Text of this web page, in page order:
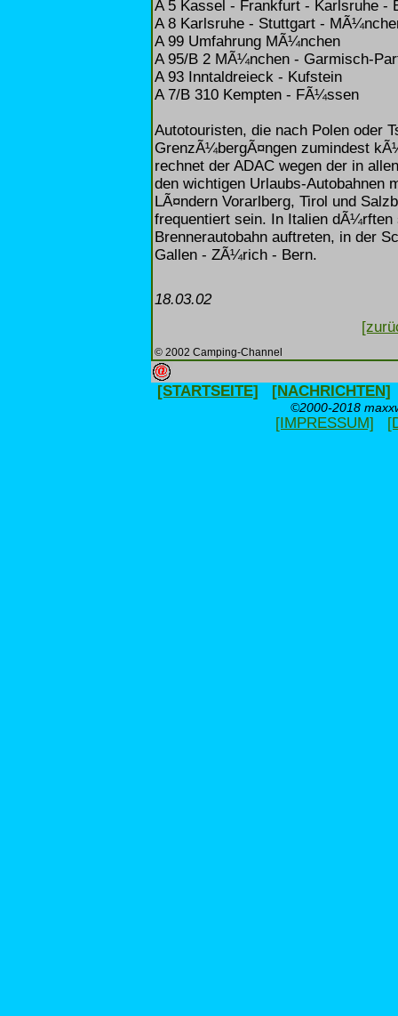
A 5 Kassel - Frankfurt - Karlsruhe -
A 8 Karlsruhe - Stuttgart -
A 99 Umfahrung MÃ¼nchen
A 95/B 2 MÃ¼nchen - Garmisch-
A 93 Inntaldreieck - Kufstein
A 7/B 310 Kempten - FÃ¼ssen
Autotouristen, die nach Polen oder
GrenzÃ¼bergÃ¤ngen zumindest
rechnet der ADAC wegen der in
den wichtigen Urlaubs-Autobahnen
LÃ¤ndern Vorarlberg, Tirol und
frequentiert sein. In Italien dÃ¼rften
Brennerautobahn auftreten, in der
Gallen - ZÃ¼rich - Bern.
18.03.02
© 2002 Camping-Channel
[STARTSEITE] [NACHRICHTEN]
©2000-2018
[IMPRESSUM]